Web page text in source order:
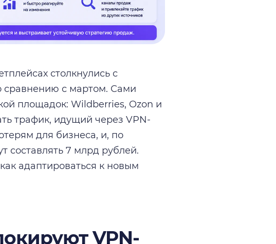
столкнулись с
с мартом. Сами
площадок: Wildberries, Ozon и
трафик, идущий через VPN-
для бизнеса, и, по
составлять 7 млрд рублей.
адаптироваться к новым
VPN-